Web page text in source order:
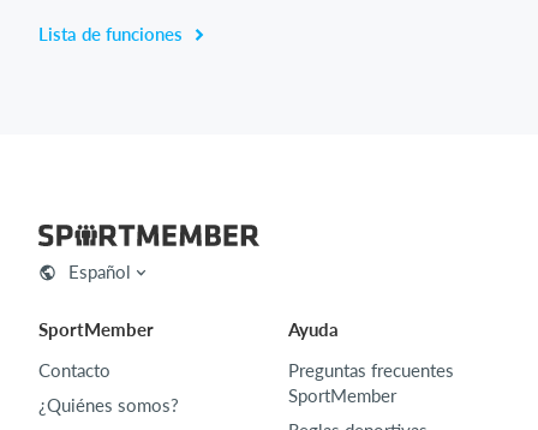
Lista de funciones
Español
SportMember
Contacto
¿Quiénes somos?
Ayuda
Preguntas frecuentes
SportMember